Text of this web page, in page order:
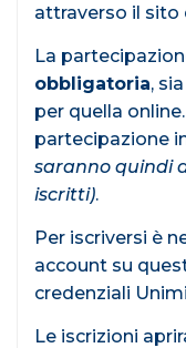
attraverso il
La
obbligatoria,
per quella
partecipazione
saranno quindi
iscritti).
Per iscriversi è
account su
credenziali
Le iscrizioni